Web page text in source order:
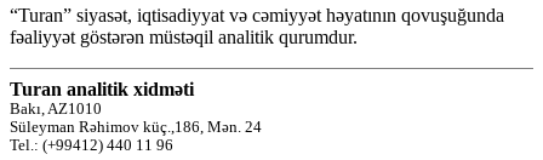
“Turan” siyasət, iqtisadiyyat və cəmiyyət həyatının qovuşuğunda
fəaliyyət göstərən müstəqil analitik qurumdur.
Turan analitik xidməti
Bakı, AZ1010
Süleyman Rəhimov küç.,186, Mən. 24
Tel.: (+99412) 440 11 96